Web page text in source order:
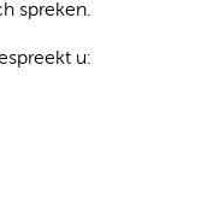
spreken.
u: